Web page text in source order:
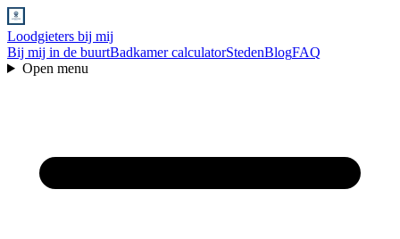
Loodgieters bij mij
Bij mij in de buurtBadkamer calculatorStedenBlogFAQ
Open menu